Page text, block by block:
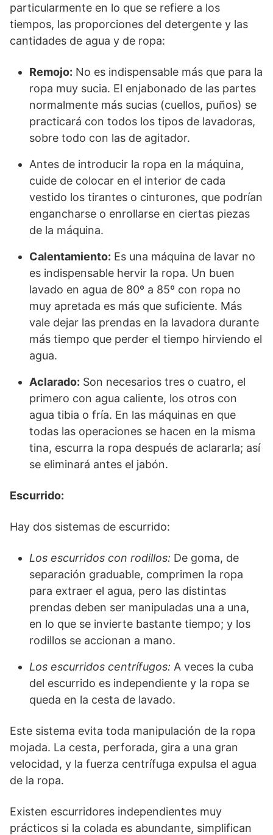
particularmente en lo que se refiere a los
tiempos, las proporciones del detergente y las
cantidades de agua y de ropa:
Remojo: No es indispensable más que para la
ropa muy sucia. El enjabonado de las partes
normalmente más sucias (cuellos, puños) se
practicará con todos los tipos de lavadoras,
sobre todo con las de agitador.
Antes de introducir la ropa en la máquina,
cuide de colocar en el interior de cada
vestido los tirantes o cinturones, que podrían
engancharse o enrollarse en ciertas piezas
de la máquina.
Calentamiento: Es una máquina de lavar no
es indispensable hervir la ropa. Un buen
lavado en agua de 80º a 85º con ropa no
muy apretada es más que suficiente. Más
vale dejar las prendas en la lavadora durante
más tiempo que perder el tiempo hirviendo el
agua.
Aclarado: Son necesarios tres o cuatro, el
primero con agua caliente, los otros con
agua tibia o fría. En las máquinas en que
todas las operaciones se hacen en la misma
tina, escurra la ropa después de aclararla; así
se eliminará antes el jabón.
Escurrido:
Hay dos sistemas de escurrido:
Los escurridos con rodillos: De goma, de
separación graduable, comprimen la ropa
para extraer el agua, pero las distintas
prendas deben ser manipuladas una a una,
en lo que se invierte bastante tiempo; y los
rodillos se accionan a mano.
Los escurridos centrífugos: A veces la cuba
del escurrido es independiente y la ropa se
queda en la cesta de lavado.
Este sistema evita toda manipulación de la ropa
mojada. La cesta, perforada, gira a una gran
velocidad, y la fuerza centrífuga expulsa el agua
de la ropa.
Existen escurridores independientes muy
prácticos si la colada es abundante, simplifican